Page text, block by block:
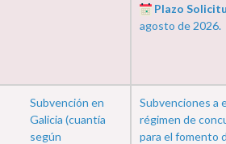
Plazo
agosto de 2026.
Subvención en
Galicia (cuantía
según
Subvenciones a
régimen de
para el fomento